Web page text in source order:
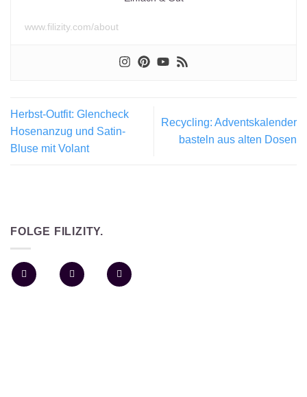
www.filizity.com/about
Herbst-Outfit: Glencheck
Hosenanzug und Satin-
Bluse mit Volant
Recycling: Adventskalender
basteln aus alten Dosen
FOLGE FILIZITY.